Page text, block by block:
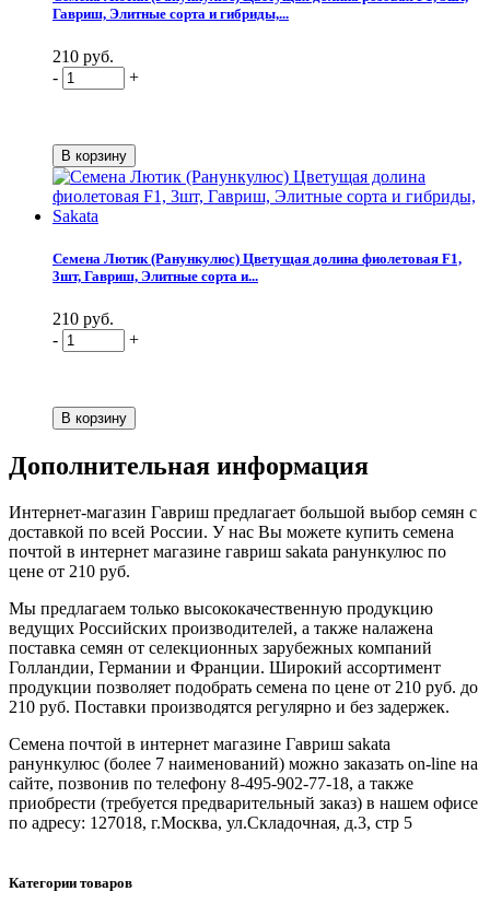
Гавриш, Элитные сорта и гибриды,...
210 руб.
-
+
Семена Лютик (Ранункулюс) Цветущая долина фиолетовая F1,
3шт, Гавриш, Элитные сорта и...
210 руб.
-
+
Дополнительная информация
Интернет-магазин Гавриш предлагает большой выбор семян с
доставкой по всей России. У нас Вы можете купить семена
почтой в интернет магазине гавриш sakata ранункулюс по
цене от 210 руб.
Мы предлагаем только высококачественную продукцию
ведущих Российских производителей, а также налажена
поставка семян от селекционных зарубежных компаний
Голландии, Германии и Франции. Широкий ассортимент
продукции позволяет подобрать семена по цене от 210 руб. до
210 руб. Поставки производятся регулярно и без задержек.
Семена почтой в интернет магазине Гавриш sakata
ранункулюс (более 7 наименований) можно заказать on-line на
сайте, позвонив по телефону 8-495-902-77-18, а также
приобрести (требуется предварительный заказ) в нашем офисе
по адресу: 127018, г.Москва, ул.Складочная, д.3, стр 5
Категории товаров